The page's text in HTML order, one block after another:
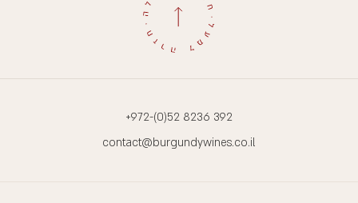
+972-(0)52 8236 392
contact@burgundywines.co.il